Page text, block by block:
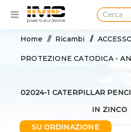
Home / Ricambi /
PROTEZIONE CATODICA -
02024-1 Caterpillar pencil
02024-1 CATERPILLAR
IN ZINCO
SU ORDINAZIONE